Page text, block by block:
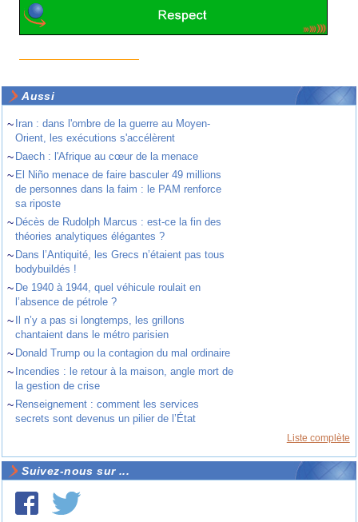
Aussi
~ Iran : dans l'ombre de la guerre au Moyen-
Orient, les exécutions s'accélèrent
~ Daech : l'Afrique au cœur de la menace
~ El Niño menace de faire basculer 49 millions
de personnes dans la faim : le PAM renforce
sa riposte
~ Décès de Rudolph Marcus : est-ce la fin des
théories analytiques élégantes ?
~ Dans l’Antiquité, les Grecs n’étaient pas tous
bodybuildés !
~ De 1940 à 1944, quel véhicule roulait en
l’absence de pétrole ?
~
Il n’y a pas si longtemps, les grillons
chantaient dans le métro parisien
~ Donald Trump ou la contagion du mal ordinaire
~ Incendies : le retour à la maison, angle mort de
la gestion de crise
~ Renseignement : comment les services
secrets sont devenus un pilier de l’État
Liste complète
Suivez-nous sur ...